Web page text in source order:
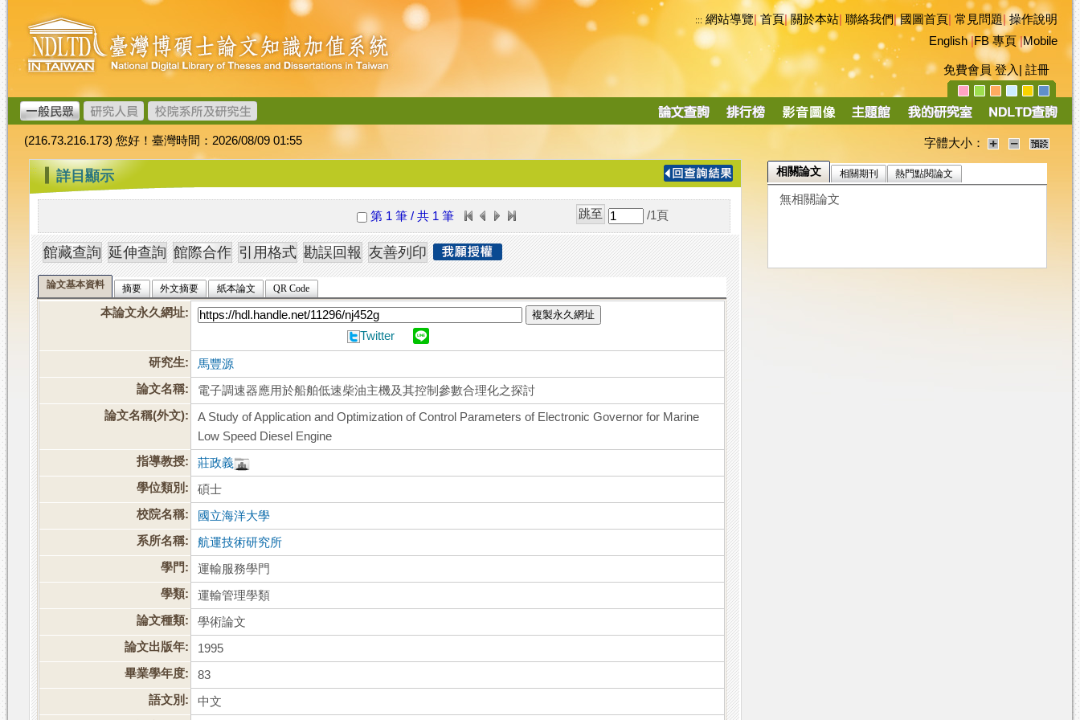
跳
到
主
要
內
容
臺
灣
博
碩
士
論
文
加
值
系
統
::: 網站導覽|首頁|關於本站 聯絡我們|國圖首頁 常見問題|操作說明
English|FB 專頁|Mobile
免費會員 登入 註冊
導
(216.73.216.173) 您好！臺灣時間：2026/08/09 01:55 字體大小：
::: 詳目顯示
第 1 筆 / 共 1 筆 /1 頁
論文基本資料 摘要 外文摘要 紙本論文 QR Code
本論文永久網址: 複製永久網址
Twitter
研究生:
馬豐源
論文名稱:
電子調速器應用於船舶低速柴油主機及其控制參數合理化之探討
論文名稱(外文):
A Study of Application and Optimization of Control Parameters of Electronic Governor for Marine
Low Speed Diesel Engine
指導教授:
莊政義
學位類別:
碩士
校院名稱:
國立海洋大學
系所名稱:
航運技術研究所
學門:
運輸服務學門
學類:
運輸管理學類
論文種類:
學術論文
論文出版年:
1995
畢業學年度:
83
語文別:
中文
相關論文 相關期刊 熱門點閱論文
無相關論文